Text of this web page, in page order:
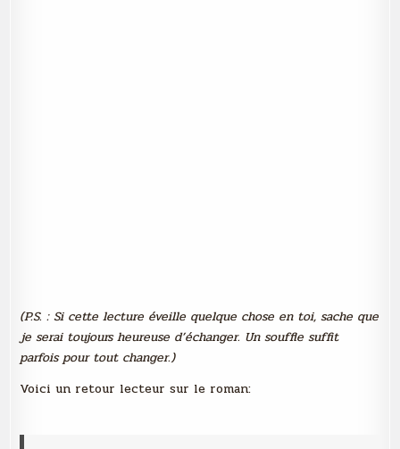
(P.S. : Si cette lecture éveille quelque chose en toi, sache que
je serai toujours heureuse d’échanger. Un souffle suffit
parfois pour tout changer.)
Voici un retour lecteur sur le roman: